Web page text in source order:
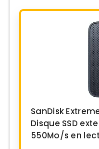
SanDisk
Disque SSD
550Mo/s en